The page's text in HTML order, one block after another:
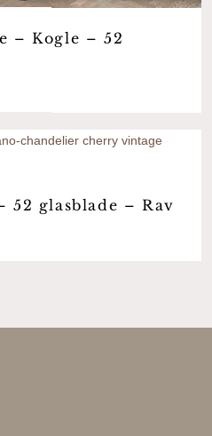
– Kogle – 52
52 glasblade – Rav